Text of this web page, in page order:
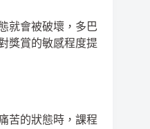
就會被破壞，多巴
獎賞的敏感程度提
苦的狀態時，課程